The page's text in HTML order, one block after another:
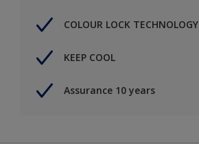
COLOUR LOCK TECHNOLOGY
KEEP COOL
Assurance 10 years